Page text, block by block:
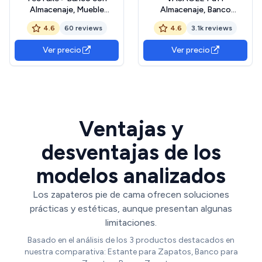
Almacenaje, Mueble
Dormitorio Acolchado,
Tejido Bouclé, hasta 150 kg,
Taburete Reposapiés con
Espacio de
Almacenamiento, Puff
4.6 60 reviews
Ver precio
Almacenaje, Banco
Almacenaje con 2 Bisagras
de Seguridad, Banco
Zapatero, Estilo de Campo,
40 x 100 x 46 cm, para
Pasillo Dormitorio Salón,
4.6 3.1k reviews
Ver precio
Ventajas y
desventajas de los
modelos analizados
Los zapateros pie de cama ofrecen soluciones
prácticas y estéticas, aunque presentan algunas
limitaciones.
Basado en el análisis de los 3 productos destacados en
nuestra comparativa: Estante para Zapatos, Banco para